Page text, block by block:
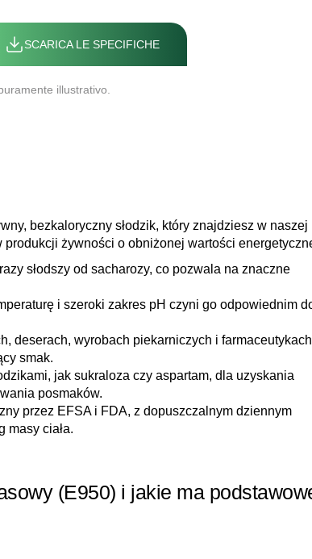
SCARICA LE SPECIFICHE
illustrativo.
bezkaloryczny słodzik, który znajdziesz w naszej
produkcji żywności o obniżonej wartości
słodszy od sacharozy, co pozwala na znaczne
i szeroki zakres pH czyni go odpowiednim
deserach, wyrobach piekarniczych i farmaceutykach
smak.
jak sukraloza czy aspartam, dla uzyskania
posmaków.
przez EFSA i FDA, z dopuszczalnym dziennym
masy ciała.
(E950) i jakie ma